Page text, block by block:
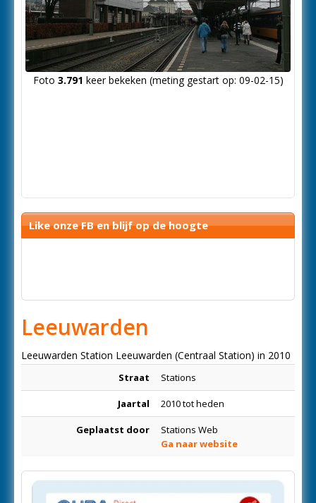
Foto 3.791 keer bekeken (meting gestart op: 09-02-15)
Like onze FB en blijf op de hoogte
Leeuwarden
Leeuwarden Station Leeuwarden (Centraal Station) in 2010
Straat Stations
Jaartal 2010 tot heden
Geplaatst door
Stations Web
Ga naar website